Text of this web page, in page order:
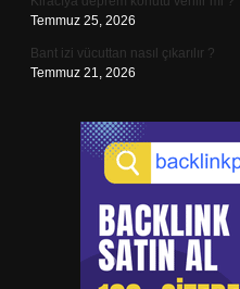
Temmuz 25, 2026
Bant izi vücuttan nasıl çıkarılır ?
Temmuz 21, 2026